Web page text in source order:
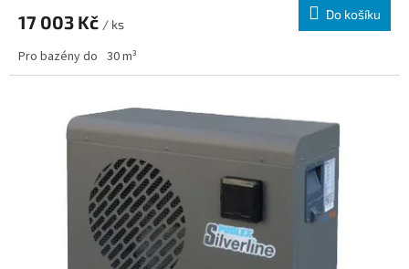
17 003 Kč / ks
Do košíku
Pro bazény do 30 m³